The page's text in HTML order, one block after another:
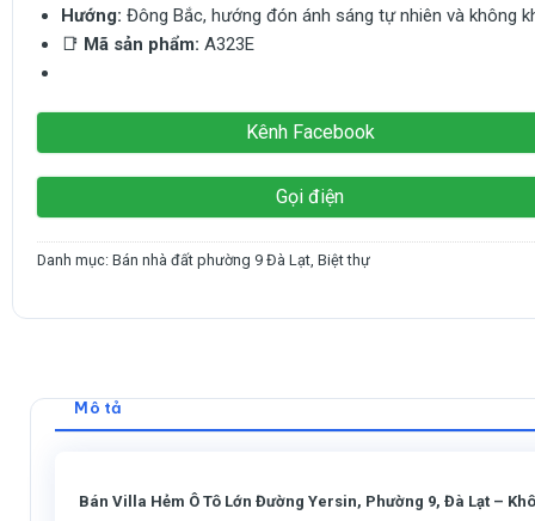
Hướng: Đông Bắc, hướng đón ánh sáng tự nhiên và không
📑 Mã sản phẩm: A323E
Kênh Facebook
Gọi điện
Danh mục:Bán nhà đất phường 9 Đà Lạt ,Biệt thự
Mô tả
Bán Villa Hẻm Ô Tô Lớn Đường Yersin, Phường 9, Đà Lạt –